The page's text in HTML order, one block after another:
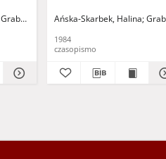
Grabowska, Lucyna Grochomalski, Piotr
Ańska-Skarbek, Halina
1984
czasopismo